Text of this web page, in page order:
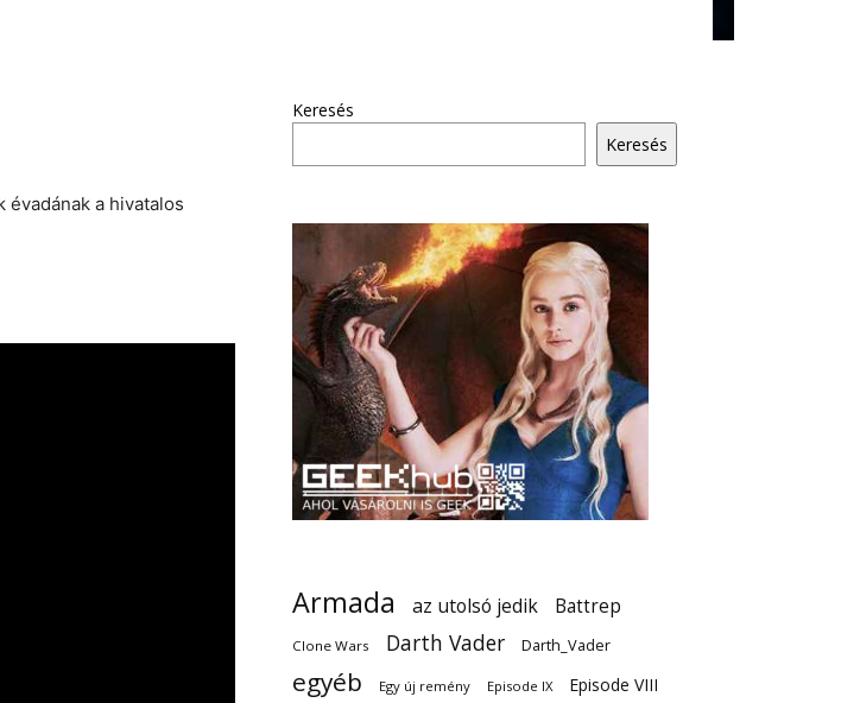
a hivatalos
Keresés
Keresés
Armada az utolsó jedik Battrep
Clone Wars Darth Vader Darth_Vader
egyéb Egy új remény Episode IX Episode VIII